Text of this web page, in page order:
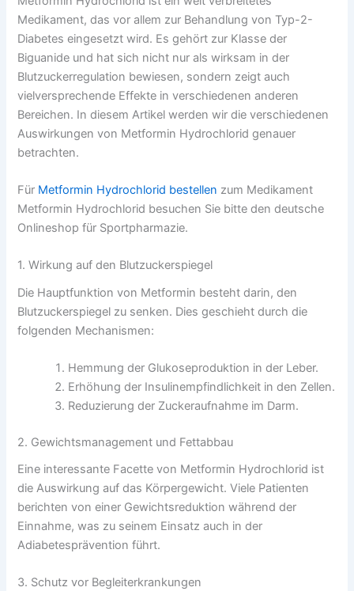
Medikament, das vor allem zur Behandlung von Typ-2-
Diabetes eingesetzt wird. Es gehört zur Klasse der
Biguanide und hat sich nicht nur als wirksam in der
Blutzuckerregulation bewiesen, sondern zeigt auch
vielversprechende Effekte in verschiedenen anderen
Bereichen. In diesem Artikel werden wir die verschiedenen
Auswirkungen von Metformin Hydrochlorid genauer
betrachten.
Für Metformin Hydrochlorid bestellen zum Medikament
Metformin Hydrochlorid besuchen Sie bitte den deutsche
Onlineshop für Sportpharmazie.
1. Wirkung auf den Blutzuckerspiegel
Die Hauptfunktion von Metformin besteht darin, den
Blutzuckerspiegel zu senken. Dies geschieht durch die
folgenden Mechanismen:
Hemmung der Glukoseproduktion in der Leber.
Erhöhung der Insulinempfindlichkeit in den Zellen.
Reduzierung der Zuckeraufnahme im Darm.
2. Gewichtsmanagement und Fettabbau
Eine interessante Facette von Metformin Hydrochlorid ist
die Auswirkung auf das Körpergewicht. Viele Patienten
berichten von einer Gewichtsreduktion während der
Einnahme, was zu seinem Einsatz auch in der
Adiabetesprävention führt.
3. Schutz vor Begleiterkrankungen